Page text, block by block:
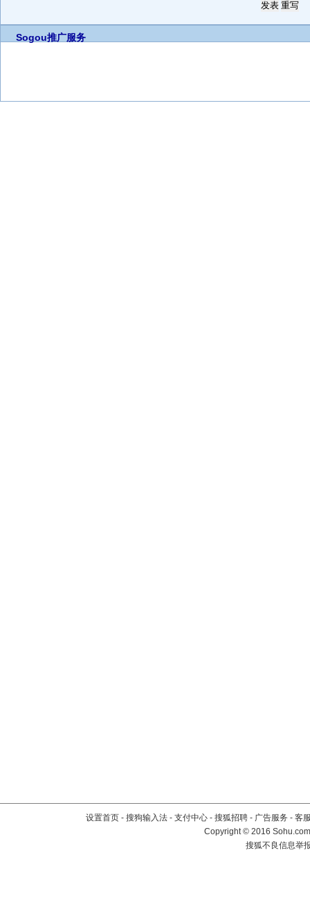
Sogou推广服务
设置首页 - 搜狗输入法 - 支付中心 - 搜狐招聘 - 广告服务 - 客
Copyright©2016
搜狐不良信息举